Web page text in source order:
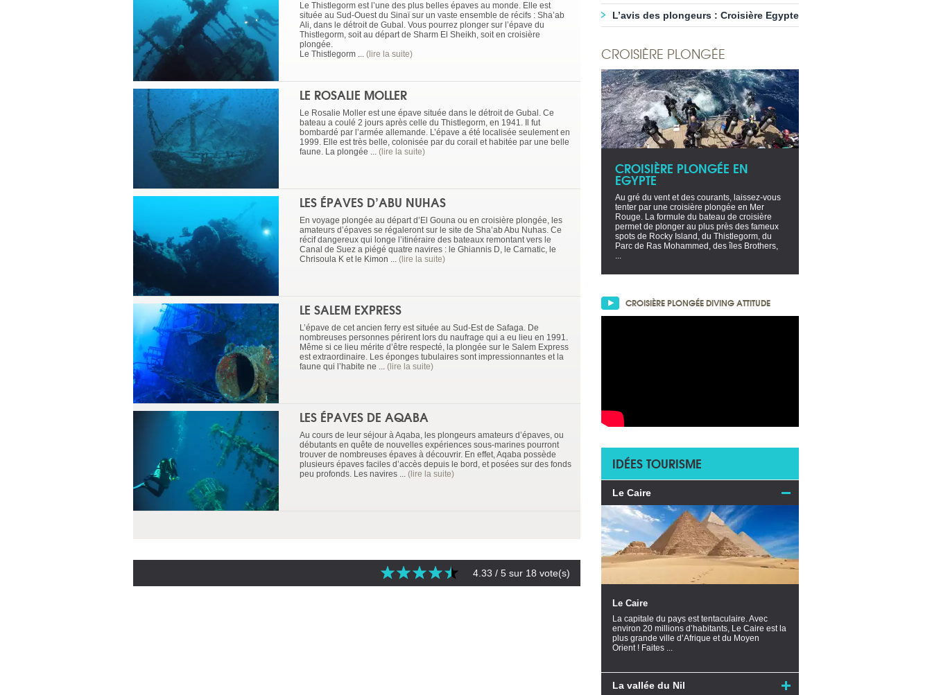
Le Thistlegorm est l’une des plus belles épaves au monde. Elle est
située au Sud-Ouest du Sinaï sur un vaste ensemble de récifs : Sha’ab
Ali, dans le détroit de Gubal. Vous pourrez plonger sur l’épave du
Thistlegorm, soit au départ de Sharm El Sheikh, soit en croisière
plongée.
Le Thistlegorm ... (lire la suite)
LE ROSALIE MOLLER
Le Rosalie Moller est une épave située dans le détroit de Gubal. Ce
bateau a coulé 2 jours après celle du Thistlegorm, en 1941. Il fut
bombardé par l’armée allemande. L’épave a été localisée seulement en
1999. Elle est très belle, colonisée par du corail et habitée par une belle
faune. La plongée ... (lire la suite)
LES ÉPAVES D’ABU NUHAS
En voyage plongée au départ d’El Gouna ou en croisière plongée, les
amateurs d’épaves se régaleront sur le site de Sha’ab Abu Nuhas. Ce
récif dangereux qui longe l’itinéraire des bateaux remontant vers le
Canal de Suez a piégé quatre navires : le Ghiannis D, le Carnatic, le
Chrisoula K et le Kimon ... (lire la suite)
LE SALEM EXPRESS
L’épave de cet ancien ferry est située au Sud-Est de Safaga. De
nombreuses personnes périrent lors du naufrage qui a eu lieu en 1991.
Même si ce lieu mérite d’être respecté, la plongée sur le Salem Express
est extraordinaire. Les éponges tubulaires sont impressionnantes et la
faune qui l’habite ne ... (lire la suite)
LES ÉPAVES DE AQABA
Au cours de leur séjour à Aqaba, les plongeurs amateurs d’épaves, ou
débutants en quête de nouvelles expériences sous-marines pourront
trouver de nombreuses épaves à découvrir. En effet, Aqaba possède
plusieurs épaves faciles d’accès depuis le bord, et posées sur des fonds
peu profonds. Les navires ... (lire la suite)
4.33 / 5 sur 18 vote(s)
L’avis des plongeurs : Croisière Egypte
CROISIÈRE PLONGÉE
CROISIÈRE PLONGÉE EN
EGYPTE
Au gré du vent et des courants, laissez-vous
tenter par une croisière plongée en Mer
Rouge. La formule du bateau de croisière
permet de plonger au plus près des fameux
spots de Rocky Island, du Thistlegorm, du
Parc de Ras Mohammed, des îles Brothers,
...
CROISIÈRE PLONGÉE DIVING ATTITUDE
IDÉES TOURISME
Le Caire
Le Caire
La capitale du pays est tentaculaire. Avec
environ 20 millions d’habitants, Le Caire est la
plus grande ville d’Afrique et du Moyen
Orient ! Faites ...
La vallée du Nil